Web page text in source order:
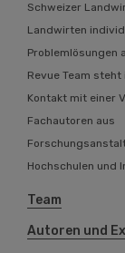
Schweizer
Landwirten
Problemlösungen
Revue Team steht
Kontakt mit einer
Fachautoren aus
Hochschulen und
Team
Autoren und